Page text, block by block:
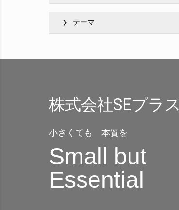
chevron_right テーマ
株式会社SEプラス
小さくても 本質を
Small but
Essential